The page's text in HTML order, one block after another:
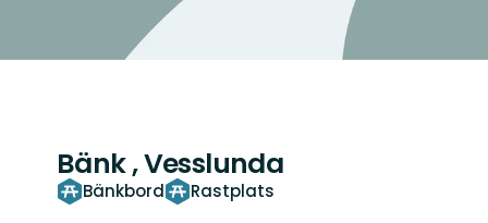
Bänk , Vesslunda
Bänkbord Rastplats